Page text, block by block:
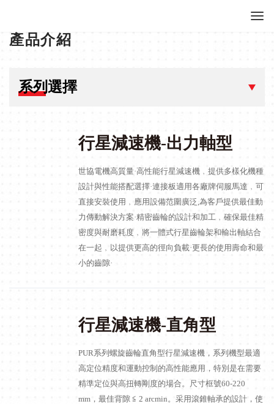
產品介紹
系列選擇
行星減速機-出力軸型
世協電機高質量·高性能行星減速機﹐提供多樣化機種
設計與性能搭配選擇·連接板適用各廠牌伺服馬達﹐可
直接安裝使用﹐應用設備范圍廣泛,為客戶提供最佳動
力傳動解決方案·精密齒輪的設計和加工﹐確保最佳精
密度與耐磨耗度﹐將一體式行星齒輪架和輸出軸結合
在一起﹐以提供更高的徑向負載·更長的使用壽命和最
小的齒隙·
行星減速機-直角型
PUR系列螺旋齒輪直角型行星減速機，系列機型最適
高定位精度和運動控制的高性能應用，特別是在需要
精準定位與高扭轉剛度的場合。尺寸框號60-220
mm，最佳背隙 ≦ 2 arcmin。采用滾錐軸承的設計，使